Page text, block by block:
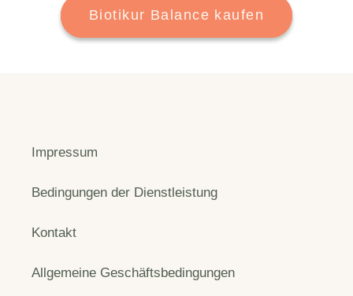
Biotikur Balance kaufen
Impressum
Bedingungen der Dienstleistung
Kontakt
Allgemeine Geschäftsbedingungen